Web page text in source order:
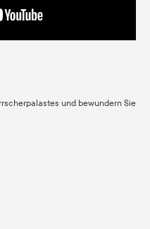
und bewundern Sie